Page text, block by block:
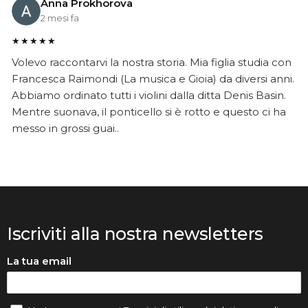
Anna Prokhorova
2 mesi fa
★★★★★
Volevo raccontarvi la nostra storia. Mia figlia studia con
Francesca Raimondi (La musica e Gioia) da diversi anni.
Abbiamo ordinato tutti i violini dalla ditta Denis Basin.
Mentre suonava, il ponticello si è rotto e questo ci ha
messo in grossi guai..
Iscriviti alla nostra newsletters
La tua email